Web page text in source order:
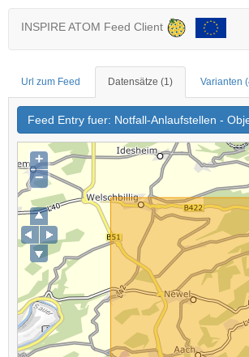
INSPIRE ATOM Feed Client
Url zum Feed Datensätze (1) Varianten
Feed Entry fuer: Notfall-Anlaufstellen -
+
−